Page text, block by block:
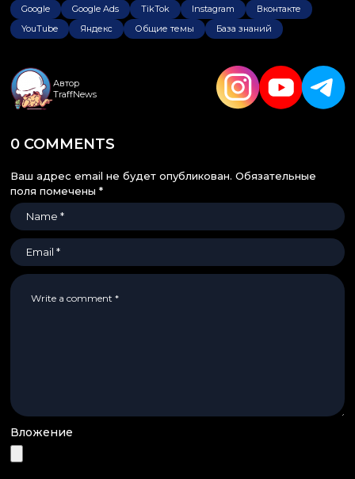
Google
Google Ads TikTok Instagram
Вконтакте
YouTube
Яндекс Общие темы База знаний
Автор
TraffNews
0 COMMENTS
Ваш адрес email не будет опубликован. Обязательные
поля помечены *
Вложение